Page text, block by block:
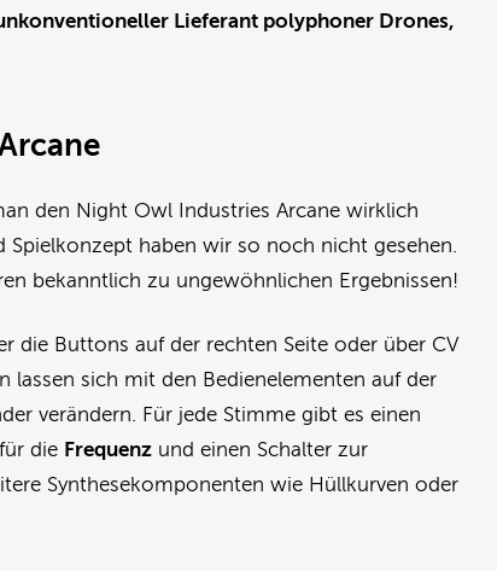
Lieferant polyphoner Drones,
den Night Owl Industries Arcane wirklich
Spielkonzept haben wir so noch nicht gesehen.
bekanntlich zu ungewöhnlichen Ergebnissen!
die Buttons auf der rechten Seite oder über CV
lassen sich mit den Bedienelementen auf der
verändern. Für jede Stimme gibt es einen
die Frequenz und einen Schalter zur
Synthesekomponenten wie Hüllkurven oder